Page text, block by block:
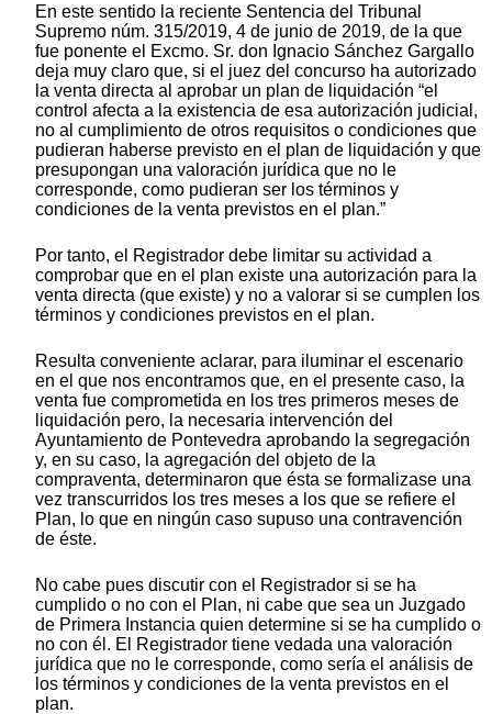
En este sentido la reciente Sentencia del Tribunal
Supremo núm. 315/2019, 4 de junio de 2019, de la que
fue ponente el Excmo. Sr. don Ignacio Sánchez Gargallo
deja muy claro que, si el juez del concurso ha autorizado
la venta directa al aprobar un plan de liquidación “el
control afecta a la existencia de esa autorización judicial,
no al cumplimiento de otros requisitos o condiciones que
pudieran haberse previsto en el plan de liquidación y que
presupongan una valoración jurídica que no le
corresponde, como pudieran ser los términos y
condiciones de la venta previstos en el plan.”
Por tanto, el Registrador debe limitar su actividad a
comprobar que en el plan existe una autorización para la
venta directa (que existe) y no a valorar si se cumplen los
términos y condiciones previstos en el plan.
Resulta conveniente aclarar, para iluminar el escenario
en el que nos encontramos que, en el presente caso, la
venta fue comprometida en los tres primeros meses de
liquidación pero, la necesaria intervención del
Ayuntamiento de Pontevedra aprobando la segregación
y, en su caso, la agregación del objeto de la
compraventa, determinaron que ésta se formalizase una
vez transcurridos los tres meses a los que se refiere el
Plan, lo que en ningún caso supuso una contravención
de éste.
No cabe pues discutir con el Registrador si se ha
cumplido o no con el Plan, ni cabe que sea un Juzgado
de Primera Instancia quien determine si se ha cumplido o
no con él. El Registrador tiene vedada una valoración
jurídica que no le corresponde, como sería el análisis de
los términos y condiciones de la venta previstos en el
plan.